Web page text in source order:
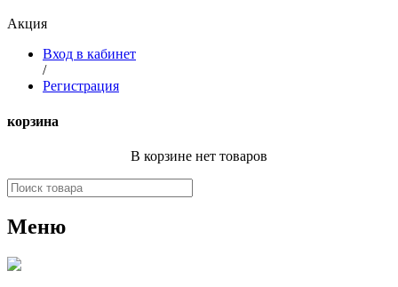
Акция
Вход в кабинет
/
Регистрация
корзина
В корзине нет товаров
Меню